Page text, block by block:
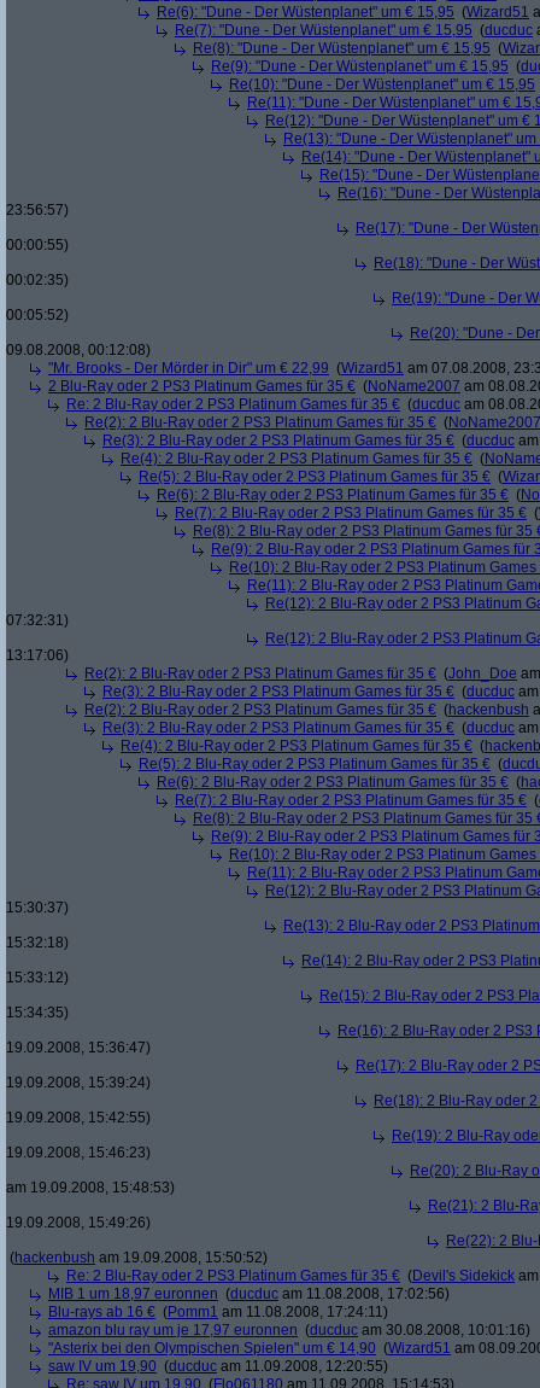
Re(6): "Dune - Der Wüstenplanet" um € 15,95 (Wizard51
Re(7): "Dune - Der Wüstenplanet" um € 15,95 (ducduc
Re(8): "Dune - Der Wüstenplanet" um € 15,95 (
Re(9): "Dune - Der Wüstenplanet" um € 15,95 (
Re(10): "Dune - Der Wüstenplanet" um € 15,95
Re(11): "Dune - Der Wüstenplanet" um €
Re(12): "Dune - Der Wüstenplanet" um €
Re(13): "Dune - Der Wüstenplanet"
Re(14): "Dune - Der Wüstenplanet"
Re(15): "Dune - Der
Re(16): "Dune - Der
23:56:57)
Re(17): "Dune - Der
00:00:55)
Re(18): "Dune - Der
00:02:35)
Re(19): "Dune - Der
00:05:52)
Re(20): "Dune -
09.08.2008, 00:12:08)
"Mr. Brooks - Der Mörder in Dir" um € 22,99 (Wizard51 am 07.08.2008,
2 Blu-Ray oder 2 PS3 Platinum Games für 35 € (NoName2007 am
Re: 2 Blu-Ray oder 2 PS3 Platinum Games für 35 € (ducduc am
Re(2): 2 Blu-Ray oder 2 PS3 Platinum Games für 35 € (NoName2007
Re(3): 2 Blu-Ray oder 2 PS3 Platinum Games für 35 € (ducduc
Re(4): 2 Blu-Ray oder 2 PS3 Platinum Games für 35 € (
Re(5): 2 Blu-Ray oder 2 PS3 Platinum Games für 35 € (
Re(6): 2 Blu-Ray oder 2 PS3 Platinum Games für 35 € (
Re(7): 2 Blu-Ray oder 2 PS3 Platinum Games für 35 € (
Re(8): 2 Blu-Ray oder 2 PS3 Platinum Games für 35
Re(9): 2 Blu-Ray oder 2 PS3 Platinum Games für
Re(10): 2 Blu-Ray oder 2 PS3 Platinum Games
Re(11): 2 Blu-Ray oder 2 PS3 Platinum
Re(12): 2 Blu-Ray oder 2 PS3 Platinum
07:32:31)
Re(12): 2 Blu-Ray oder 2 PS3 Platinum
13:17:06)
Re(2): 2 Blu-Ray oder 2 PS3 Platinum Games für 35 € (John_Doe
Re(3): 2 Blu-Ray oder 2 PS3 Platinum Games für 35 € (ducduc
Re(2): 2 Blu-Ray oder 2 PS3 Platinum Games für 35 € (hackenbush
Re(3): 2 Blu-Ray oder 2 PS3 Platinum Games für 35 € (ducduc
Re(4): 2 Blu-Ray oder 2 PS3 Platinum Games für 35 € (
Re(5): 2 Blu-Ray oder 2 PS3 Platinum Games für 35 € (
Re(6): 2 Blu-Ray oder 2 PS3 Platinum Games für 35 € (
Re(7): 2 Blu-Ray oder 2 PS3 Platinum Games für 35 € (
Re(8): 2 Blu-Ray oder 2 PS3 Platinum Games für 35
Re(9): 2 Blu-Ray oder 2 PS3 Platinum Games für
Re(10): 2 Blu-Ray oder 2 PS3 Platinum Games
Re(11): 2 Blu-Ray oder 2 PS3 Platinum
Re(12): 2 Blu-Ray oder 2 PS3 Platinum
15:30:37)
Re(13): 2 Blu-Ray oder 2 PS3
15:32:18)
Re(14): 2 Blu-Ray oder 2 PS3
15:33:12)
Re(15): 2 Blu-Ray oder 2 PS3
15:34:35)
Re(16): 2 Blu-Ray oder 2 PS3
19.09.2008, 15:36:47)
Re(17): 2 Blu-Ray oder 2
19.09.2008, 15:39:24)
Re(18): 2 Blu-Ray oder
19.09.2008, 15:42:55)
Re(19): 2 Blu-Ray
19.09.2008, 15:46:23)
Re(20): 2 Blu-Ray
am 19.09.2008, 15:48:53)
Re(21): 2 Blu-
19.09.2008, 15:49:26)
Re(22): 2
(hackenbush am 19.09.2008, 15:50:52)
Re: 2 Blu-Ray oder 2 PS3 Platinum Games für 35 € (Devil's Sidekick
MIB 1 um 18,97 euronnen (ducduc am 11.08.2008, 17:02:56)
Blu-rays ab 16 € (Pomm1 am 11.08.2008, 17:24:11)
amazon blu ray um je 17,97 euronnen (ducduc am 30.08.2008, 10:01:16)
"Asterix bei den Olympischen Spielen" um € 14,90 (Wizard51 am
saw IV um 19,90 (ducduc am 11.09.2008, 12:20:55)
Re: saw IV um 19,90 (Flo061180 am 11.09.2008, 15:14:53)